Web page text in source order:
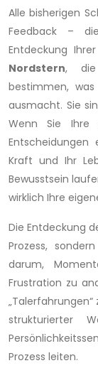
Alle bisherigen
Feedback –
Entdeckung
Nordstern, die
bestimmen,
ausmacht. Sie
Wenn Sie Ihre
Entscheidungen
Kraft und Ihr
Bewusstsein
wirklich Ihre
Die Entdeckung
Prozess,
darum,
Frustration zu
strukturierter
Prozess leiten.